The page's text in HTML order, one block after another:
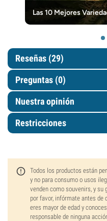
Las 10 Mejores
Reseñas (29)
Preguntas (0)
Nuestra opinión
Restricciones
Todos los productos están
y no para consumo o usos
venden como souvenirs, y
por favor, infórmate antes
eres mayor de edad y
responsable de ninguna